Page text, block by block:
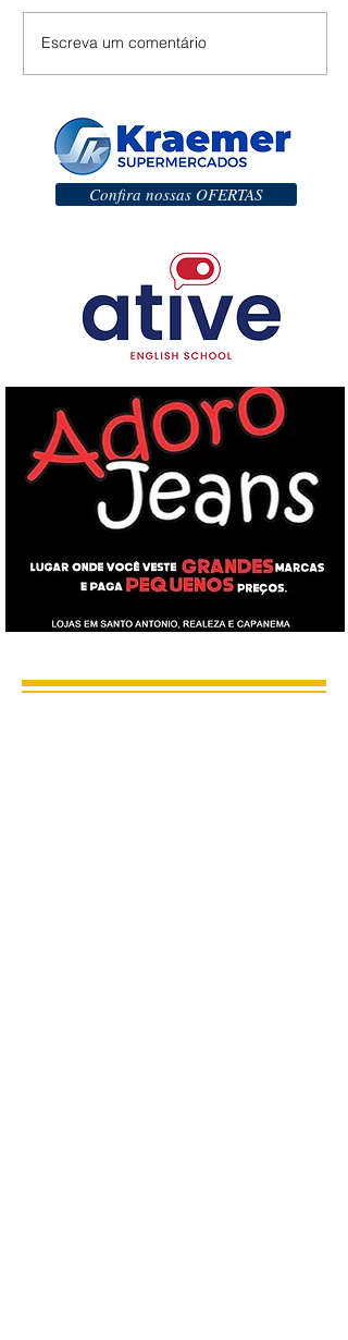
Escreva um comentário
Confira nossas OFERTAS